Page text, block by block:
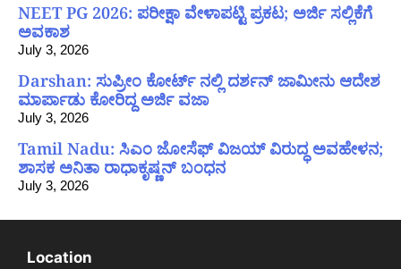
NEET PG 2026: ಪರೀಕ್ಷಾ ವೇಳಾಪಟ್ಟಿ ಪ್ರಕಟ; ಅರ್ಜಿ ಸಲ್ಲಿಕೆಗೆ
ಅವಕಾಶ
July 3, 2026
Darshan: ಸುಪ್ರೀಂ ಕೋರ್ಟ್ ನಲ್ಲಿ ದರ್ಶನ್ ಜಾಮೀನು ಆದೇಶ
ಮಾರ್ಪಾಡು ಕೋರಿದ್ದ ಅರ್ಜಿ ವಜಾ
July 3, 2026
Tamil Nadu: ಸಿಎಂ ಜೋಸೆಫ್ ವಿಜಯ್ ವಿರುದ್ಧ ಅವಹೇಳನ;
ಶಾಸಕ ಅನಿತಾ ರಾಧಾಕೃಷ್ಣನ್ ಬಂಧನ
July 3, 2026
Location